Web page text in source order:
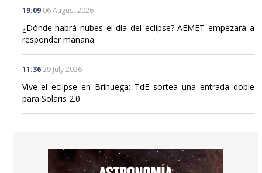
19:09 06 August 2026
¿Dónde habrá nubes el día del eclipse? AEMET empezará a
responder mañana
11:36 29 July 2026
Vive el eclipse en Brihuega: TdE sortea una entrada doble
para Solaris 2.0